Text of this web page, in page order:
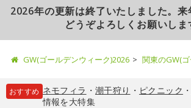
2026年の更新は終了いたしました。
どうぞよろしくお願いしま
GW(ゴールデンウィーク)2026 関東のGW(
おすすめ ネモフィラ ・ 潮干狩り ・ ピクニック ・
情報を大特集